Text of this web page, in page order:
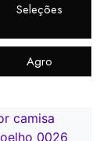
Seleções
Agro